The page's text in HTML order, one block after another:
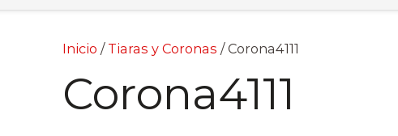
Inicio / Tiaras y Coronas / Corona4111
Corona4111